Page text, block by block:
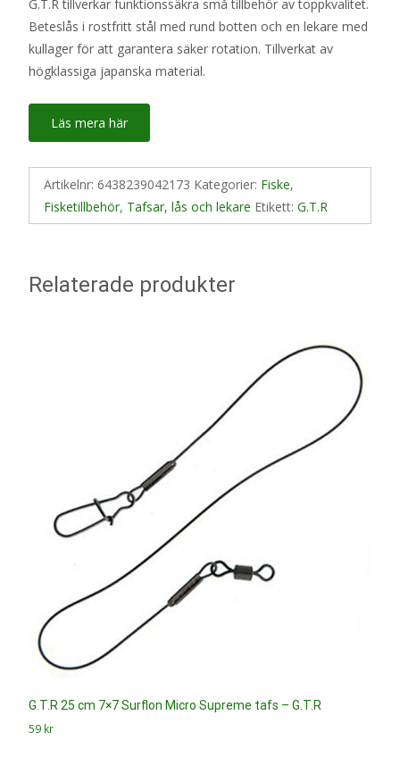
G.T.R tillverkar funktionssäkra små tillbehör av toppkvalitet.
Beteslås i rostfritt stål med rund botten och en lekare med
kullager för att garantera säker rotation. Tillverkat av
högklassiga japanska material.
Läs mera här
Artikelnr: 6438239042173 Kategorier: Fiske,
Fisketillbehör, Tafsar, lås och lekare Etikett: G.T.R
Relaterade produkter
G.T.R 25 cm 7×7 Surflon Micro Supreme tafs – G.T.R
59 kr